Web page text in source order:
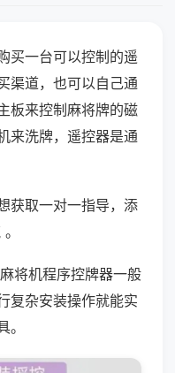
买一台可以控制的遥
渠道，也可以自己通
板来控制麻将牌的磁
来洗牌，遥控器是通
获取一对一指导，添
将机程序控牌器一般
复杂安装操作就能实